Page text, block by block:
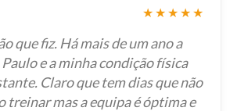
★★★★★
que fiz. Há mais de um ano a
e a minha condição física
Claro que tem dias que não
treinar mas a equipa é óptima e